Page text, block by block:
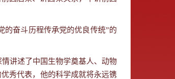
奋斗历程传承党的优良传统”的
讲述了中国生物学奠基人、动物
秀代表，他的科学成就将永远镌